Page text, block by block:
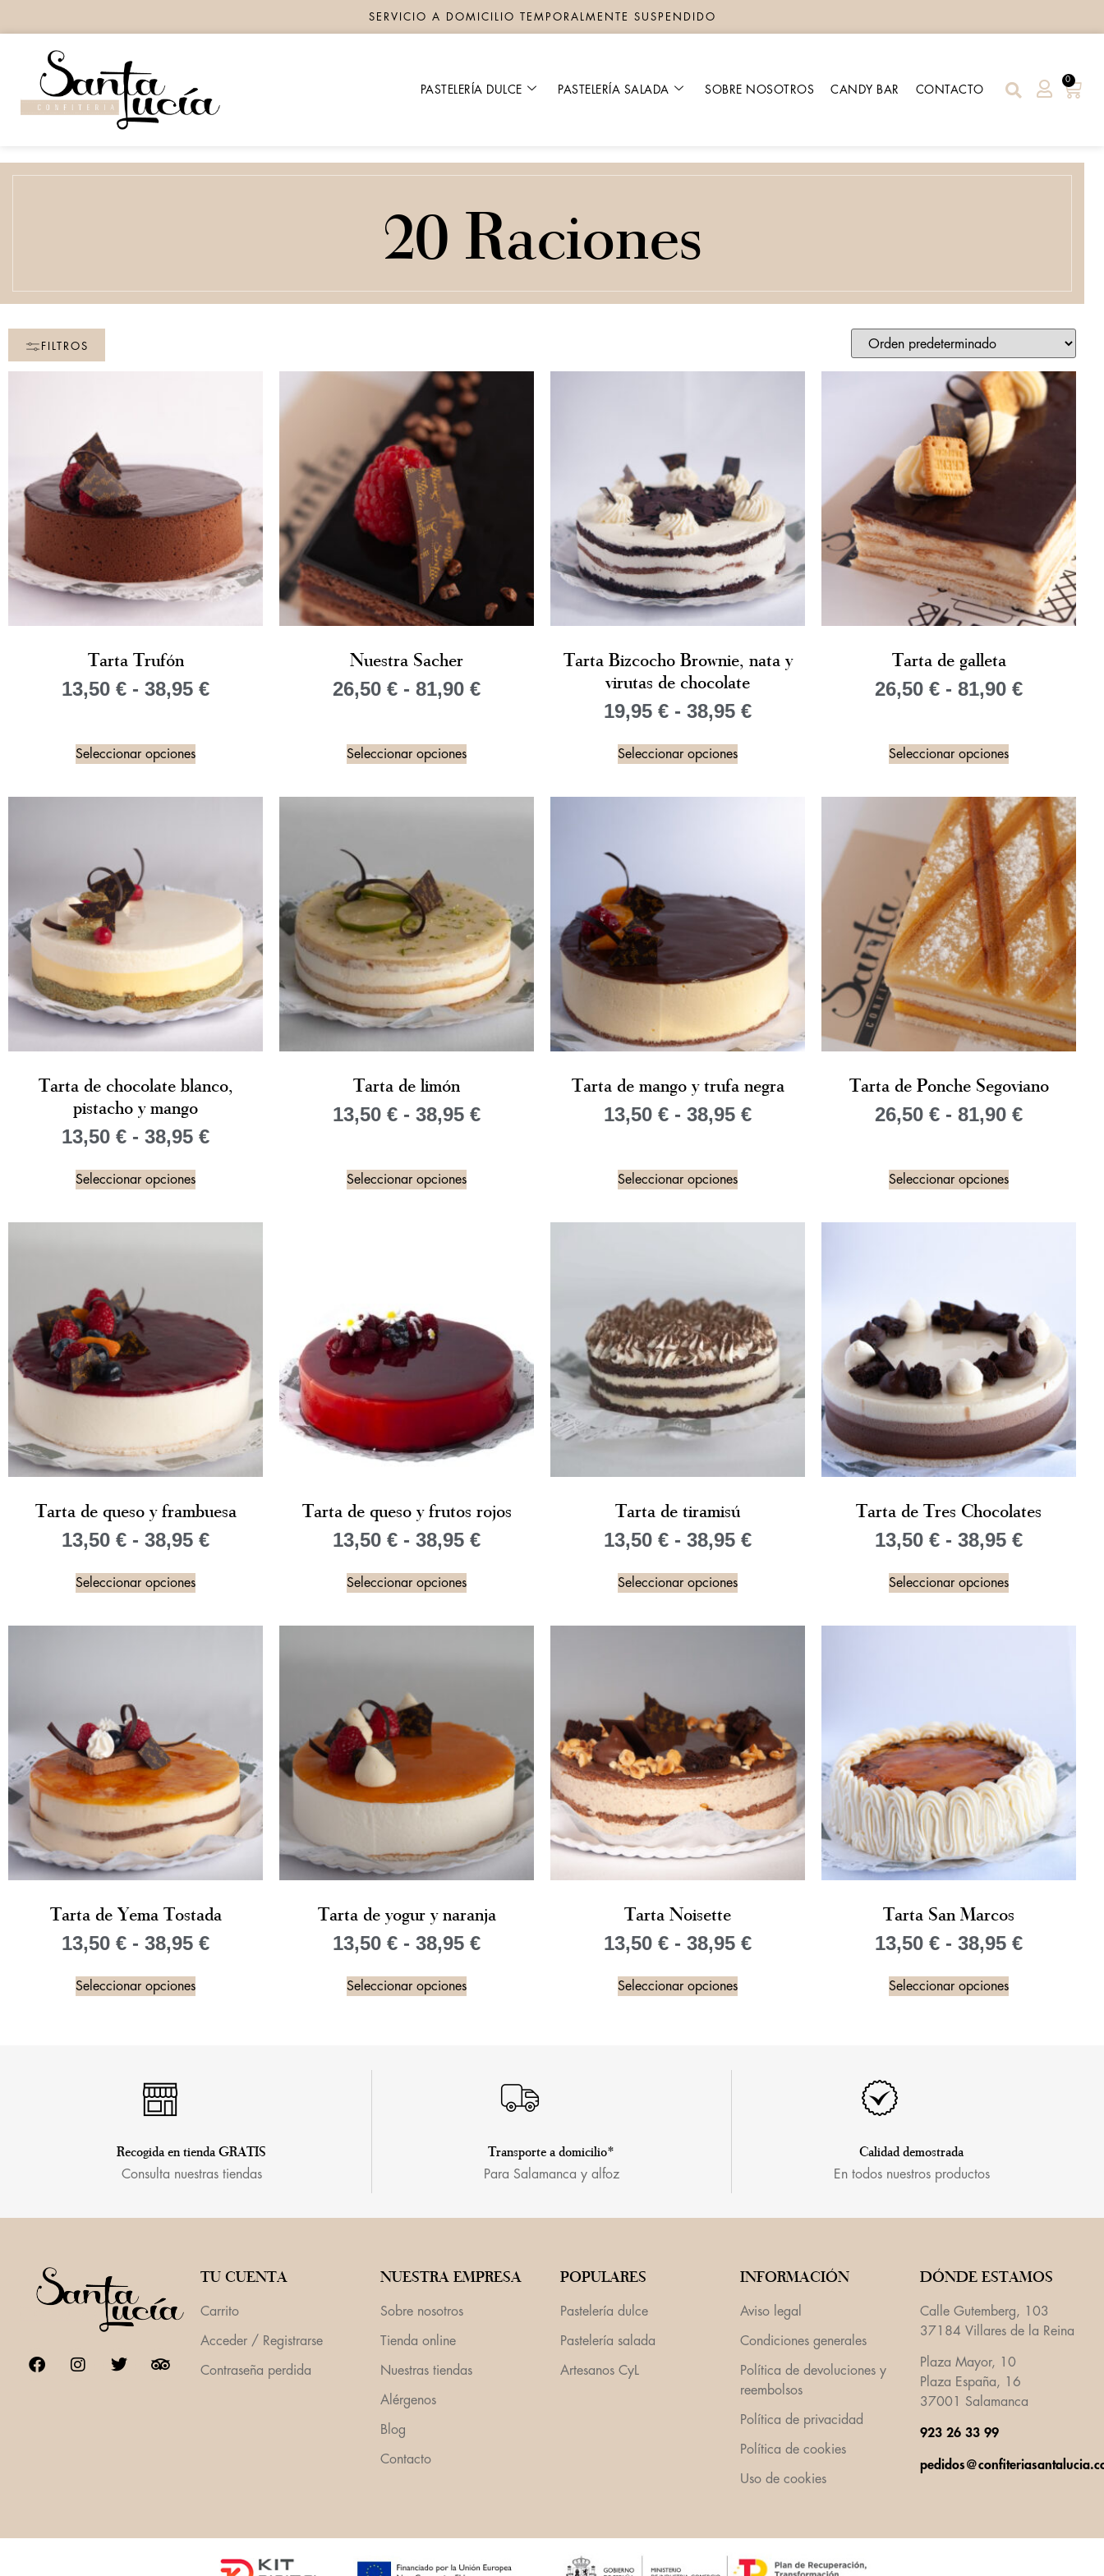
SERVICIO A DOMICILIO TEMPORALMENTE SUSPENDIDO
PASTELERÍA DULCE PASTELERÍA SALADA SOBRE NOSOTROS CANDY BAR CONTACTO
0
20 Raciones
FILTROS
Tarta Trufón
13,50 € - 38,95 €
Seleccionar opciones
Nuestra Sacher
26,50 € - 81,90 €
Seleccionar opciones
Tarta Bizcocho Brownie, nata y
virutas de chocolate
19,95 € - 38,95 €
Seleccionar opciones
Tarta de galleta
26,50 € - 81,90 €
Seleccionar opciones
Tarta de chocolate blanco,
pistacho y mango
13,50 € - 38,95 €
Seleccionar opciones
Tarta de limón
13,50 € - 38,95 €
Seleccionar opciones
Tarta de mango y trufa negra
13,50 € - 38,95 €
Seleccionar opciones
Tarta de Ponche Segoviano
26,50 € - 81,90 €
Seleccionar opciones
Tarta de queso y frambuesa
13,50 € - 38,95 €
Seleccionar opciones
Tarta de queso y frutos rojos
13,50 € - 38,95 €
Seleccionar opciones
Tarta de tiramisú
13,50 € - 38,95 €
Seleccionar opciones
Tarta de Tres Chocolates
13,50 € - 38,95 €
Seleccionar opciones
Tarta de Yema Tostada
13,50 € - 38,95 €
Seleccionar opciones
Tarta de yogur y naranja
13,50 € - 38,95 €
Seleccionar opciones
Tarta Noisette
13,50 € - 38,95 €
Seleccionar opciones
Tarta San Marcos
13,50 € - 38,95 €
Seleccionar opciones
Recogida en tienda GRATIS
Consulta nuestras tiendas
Transporte a domicilio*
Para Salamanca y alfoz
Calidad demostrada
En todos nuestros productos
TU CUENTA
Carrito
Acceder / Registrarse
Contraseña perdida
NUESTRA EMPRESA
Sobre nosotros
Tienda online
Nuestras tiendas
Alérgenos
Blog
Contacto
POPULARES
Pastelería dulce
Pastelería salada
Artesanos CyL
INFORMACIÓN
Aviso legal
Condiciones generales
Política de devoluciones y
reembolsos
Política de privacidad
Política de cookies
Uso de cookies
DÓNDE ESTAMOS
Calle Gutemberg, 103
37184 Villares de la Reina
Plaza Mayor, 10
Plaza España, 16
37001 Salamanca
923 26 33 99